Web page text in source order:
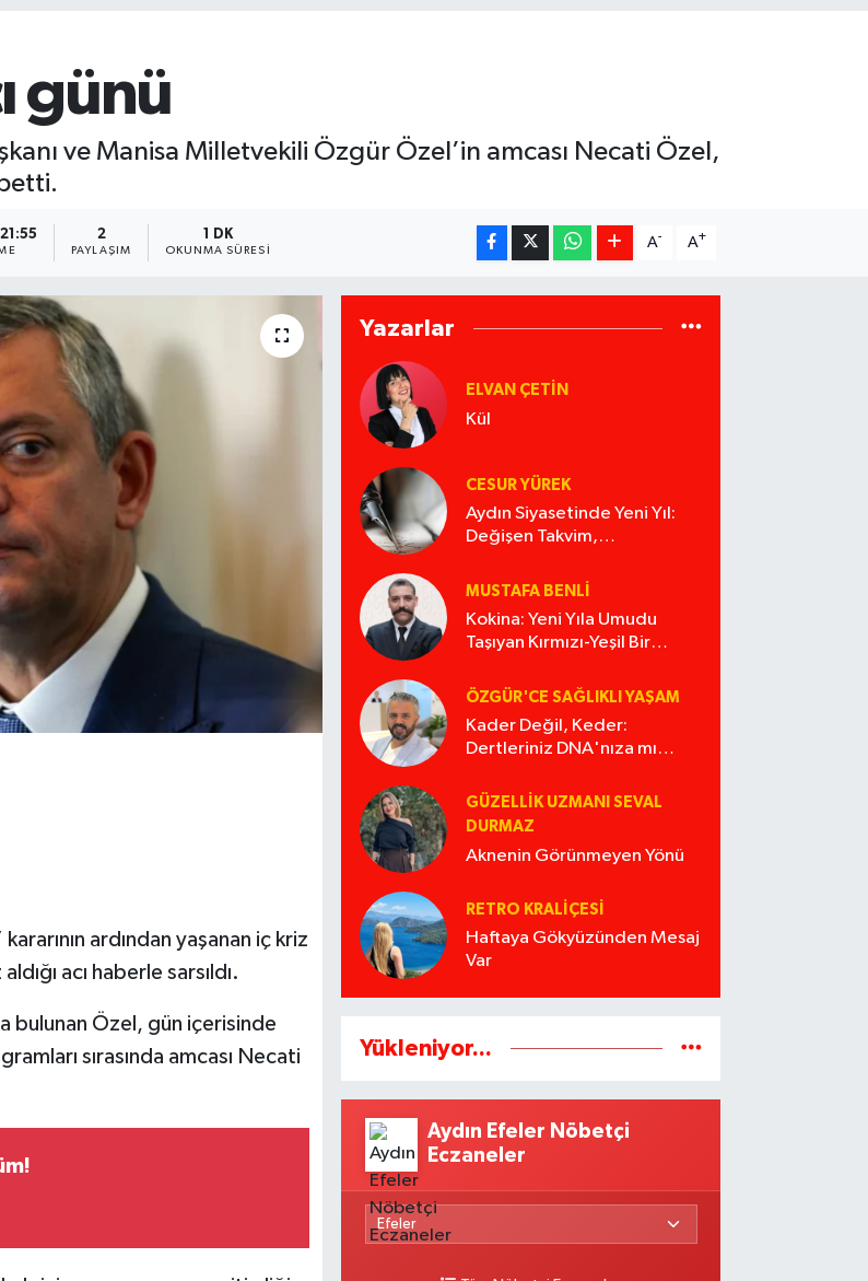
günü
ve Manisa Milletvekili Özgür Özel’in amcası Necati Özel,
2
PAYLAŞIM
1 DK
OKUNMA SÜRESI
A- A+
ardından yaşanan iç kriz
acı haberle sarsıldı.
bulunan Özel, gün içerisinde
sırasında amcası Necati
Yazarlar
ELVAN ÇETIN
Kül
CESUR YÜREK
Aydın Siyasetinde Yeni Yıl:
Değişen Takvim,
MUSTAFA BENLI
Kokina: Yeni Yıla Umudu
Taşıyan Kırmızı-Yeşil Bir
ÖZGÜR'CE SAĞLIKLI YAŞAM
Kader Değil, Keder:
Dertleriniz DNA'nıza mı
GÜZELLIK UZMANI SEVAL
DURMAZ
Aknenin Görünmeyen Yönü
RETRO KRALIÇESI
Haftaya Gökyüzünden Mesaj
Var
Yükleniyor...
Aydın Efeler Nöbetçi
Eczaneler